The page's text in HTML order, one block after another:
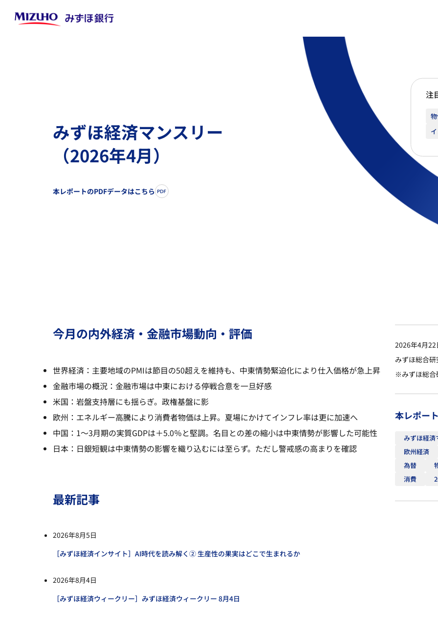
注
みずほ経済マンスリー
（2026年4月）
本レポートのPDFデータはこちら
今月の内外経済・金融市場動向・評価
世界経済：主要地域のPMIは節目の50超えを維持も、中東情勢緊迫化により仕入価格が急上昇
金融市場の概況：金融市場は中東における停戦合意を一旦好感
米国：岩盤支持層にも揺らぎ。政権基盤に影
欧州：エネルギー高騰により消費者物価は上昇。夏場にかけてインフレ率は更に加速へ
中国：1～3月期の実質GDPは＋5.0％と堅調。名目との差の縮小は中東情勢が影響した可能性
日本：日銀短観は中東情勢の影響を織り込むには至らず。ただし警戒感の高まりを確認
最新記事
2026年8月5日
［みずほ経済インサイト］AI時代を読み解く② 生産性の果実はどこで生まれるか
2026年8月4日
［みずほ経済ウィークリー］みずほ経済ウィークリー 8月4日
2026年4月22
みずほ総合
※みずほ総合
本レポー
みずほ経済
欧州経済
為替
消費